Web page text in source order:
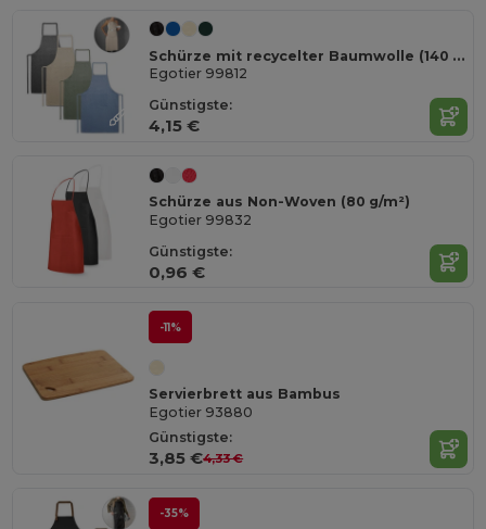
Schürze mit recycelter Baumwolle (140 g/m²)
Egotier 99812
Günstigste:
4,15 €
Schürze aus Non-Woven (80 g/m²)
Egotier 99832
Günstigste:
0,96 €
-11%
Servierbrett aus Bambus
Egotier 93880
Günstigste:
3,85 €4,33 €
-35%